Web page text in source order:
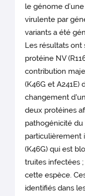
le génome
virulente par
variants a été
Les résultats
protéine NV
contribution
(K46G et A241E)
changement
deux protéines
pathogénicité du
particulièrement
(K46G) qui est
truites infectées
cette espèce.
identifiés dans